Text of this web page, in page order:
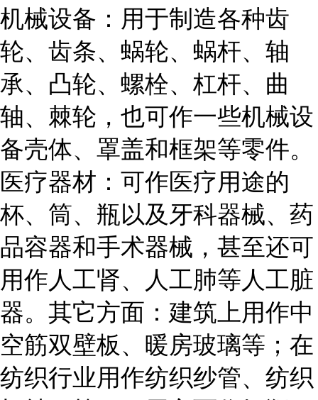
机械设备：用于制造各种齿
轮、齿条、蜗轮、蜗杆、轴
承、凸轮、螺栓、杠杆、曲
轴、棘轮，也可作一些机械设
备壳体、罩盖和框架等零件。
医疗器材：可作医疗用途的
杯、筒、瓶以及牙科器械、药
品容器和手术器械，甚至还可
用作人工肾、人工肺等人工脏
器。其它方面：建筑上用作中
空筋双壁板、暖房玻璃等；在
纺织行业用作纺织纱管、纺织